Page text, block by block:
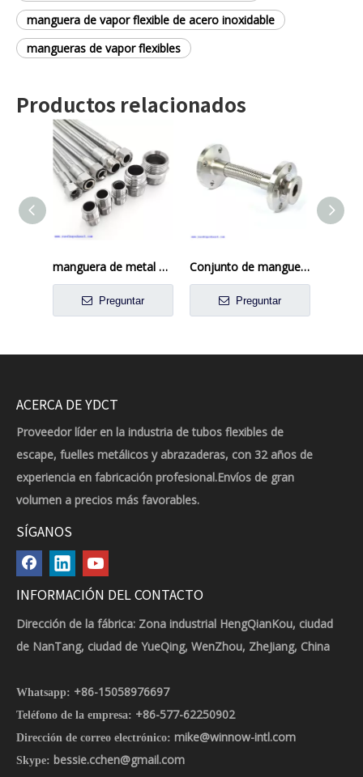
manguera de vapor flexible de acero inoxidable
mangueras de vapor flexibles
Productos relacionados
manguera de metal DN10 plana para equipos
Preguntar
Conjunto de manguera de metal flexible Bridas de acero inoxidable 304
Preguntar
ACERCA DE YDCT
Proveedor líder en la industria de tubos flexibles de
escape, fuelles metálicos y abrazaderas, con 32 años de
experiencia en fabricación profesional.Envíos de gran
volumen a precios más favorables.
SÍGANOS
INFORMACIÓN DEL CONTACTO
Dirección de la fábrica: Zona industrial HengQianKou, ciudad
de NanTang, ciudad de YueQing, WenZhou, ZheJiang, China
Whatsapp: +86-15058976697
Teléfono de la empresa: +86-577-62250902
Dirección de correo electrónico: mike@winnow-intl.com
Skype: bessie.cchen@gmail.com